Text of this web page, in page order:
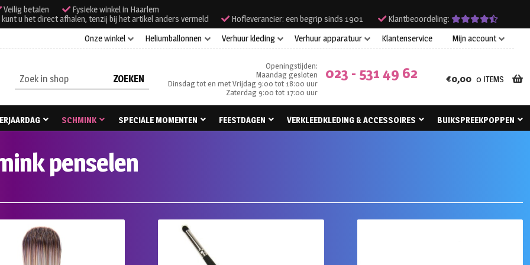
Veilig betalen
Fysieke winkel in Haarlem
u het direct afhalen, tenzij bij het artikel anders vermeld
Hofleverancier: een begrip sinds 1901
Klantbeoordeling:
Onze winkel
Heliumballonnen Verhuur kleding Verhuur apparatuur Klantenservice Mijn account
Zoeken
naar:
Openingstijden:
Maandag gesloten
Dinsdag tot en met Vrijdag 9:00 tot 18:00 uur
Zaterdag 9:00 tot 17:00 uur
023 - 531 49 62 €0,00 0 ITEMS
SCHMINK SPECIALE MOMENTEN FEESTDAGEN VERKLEEDKLEDING & ACCESSOIRES BUIKSPREEKPOPPEN
penselen